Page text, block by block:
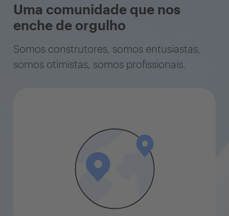
Uma comunidade que nos
enche de orgulho
Somos construtores, somos entusiastas,
somos otimistas, somos profissionais.